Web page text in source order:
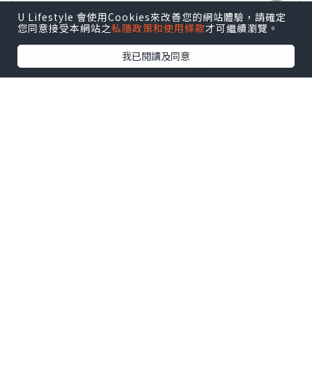
U Lifestyle 會使用Cookies來改善您的網站體驗，請確定
您同意接受本網站之私隱政策和使用條款才可繼續瀏覽。
我已閱讀及同意